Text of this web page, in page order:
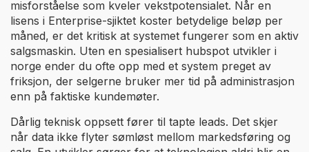
misforståelse som kveler vekstpotensialet. Når en
lisens i Enterprise-sjiktet koster betydelige beløp per
måned, er det kritisk at systemet fungerer som en aktiv
salgsmaskin. Uten en spesialisert hubspot utvikler i
norge ender du ofte opp med et system preget av
friksjon, der selgerne bruker mer tid på administrasjon
enn på faktiske kundemøter.
Dårlig teknisk oppsett fører til tapte leads. Det skjer
når data ikke flyter sømløst mellom markedsføring og